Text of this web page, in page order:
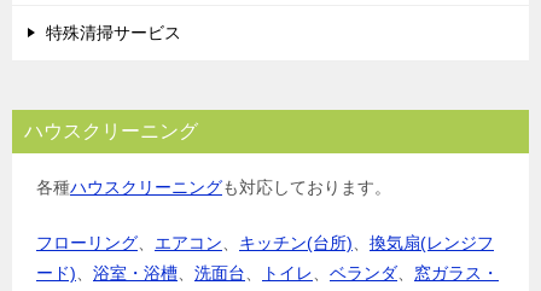
特殊清掃サービス
ハウスクリーニング
各種ハウスクリーニングも対応しております。
フローリング エアコン キッチン(台所)
換気扇(レンジフ
ード)
浴室・浴槽 洗面台 トイレ ベランダ
窓ガラス・